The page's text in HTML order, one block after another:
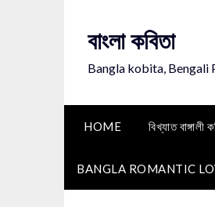
বাংলা কবিতা
Bangla kobita, Bengali
HOME বিখ্যাত বাঙ্গালী
BANGLA ROMANTIC